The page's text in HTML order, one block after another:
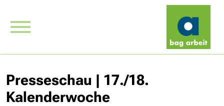
Presseschau | 17./18.
Kalenderwoche